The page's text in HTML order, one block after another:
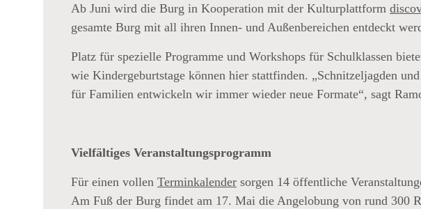
Ab Juni wird die Burg in Kooperation mit der Kulturplattform
gesamte Burg mit all ihren Innen- und Außenbereichen entdeckt
Platz für spezielle Programme und Workshops für Schulklassen
wie Kindergeburtstage können hier stattfinden. „Schnitzeljagden
für Familien entwickeln wir immer wieder neue Formate“, sagt
Chöre im
Rahmen des
Pusteria
Festivals“
auf Burg
Vielfältiges Veranstaltungsprogramm
Für einen vollen Terminkalender sorgen 14 öffentliche
Am Fuß der Burg findet am 17. Mai die Angelobung von rund 300